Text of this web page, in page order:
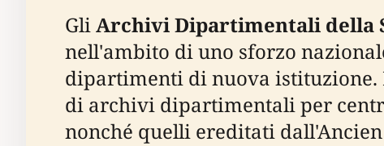
GliArchivi Dipartimentali della
nell'ambito di uno sforzo
dipartimenti di nuova istituzione.
di archivi dipartimentali per
nonché quelli ereditati dall'Ancien